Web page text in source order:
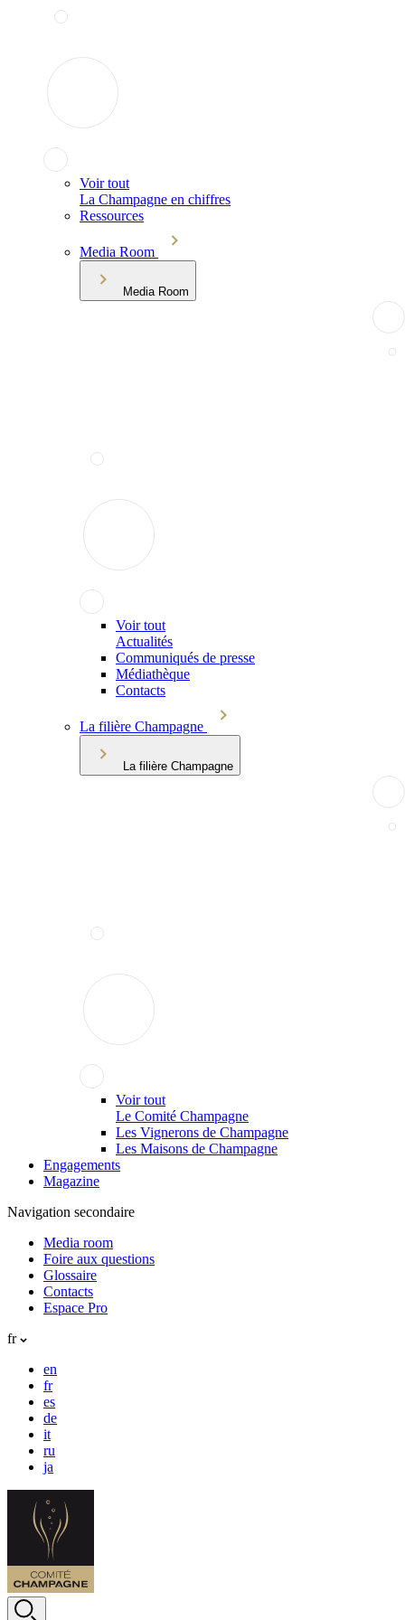
Voir tout
La Champagne en chiffres
Ressources
Media Room
Media Room
Voir tout
Actualités
Communiqués de presse
Médiathèque
Contacts
La filière Champagne
La filière Champagne
Voir tout
Le Comité Champagne
Les Vignerons de Champagne
Les Maisons de Champagne
Engagements
Magazine
Navigation secondaire
Media room
Foire aux questions
Glossaire
Contacts
Espace Pro
fr
en
fr
es
de
it
ru
ja